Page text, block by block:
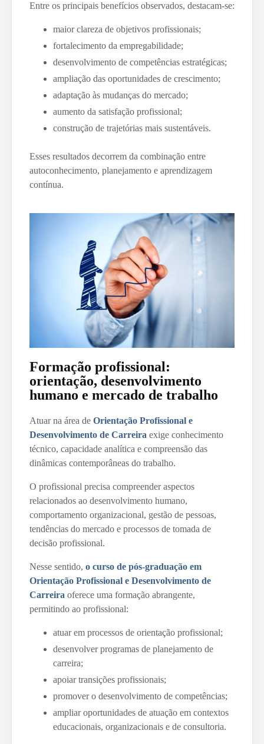
Entre os principais benefícios observados, destacam-se:
maior clareza de objetivos profissionais;
fortalecimento da empregabilidade;
desenvolvimento de competências estratégicas;
ampliação das oportunidades de crescimento;
adaptação às mudanças do mercado;
aumento da satisfação profissional;
construção de trajetórias mais sustentáveis.
Esses resultados decorrem da combinação entre
autoconhecimento, planejamento e aprendizagem
contínua.
Formação profissional:
orientação, desenvolvimento
humano e mercado de trabalho
Atuar na área de Orientação Profissional e
Desenvolvimento de Carreira exige conhecimento
técnico, capacidade analítica e compreensão das
dinâmicas contemporâneas do trabalho.
O profissional precisa compreender aspectos
relacionados ao desenvolvimento humano,
comportamento organizacional, gestão de pessoas,
tendências do mercado e processos de tomada de
decisão profissional.
Nesse sentido, o curso de pós-graduação em
Orientação Profissional e Desenvolvimento de
Carreira oferece uma formação abrangente,
permitindo ao profissional:
atuar em processos de orientação profissional;
desenvolver programas de planejamento de
carreira;
apoiar transições profissionais;
promover o desenvolvimento de competências;
ampliar oportunidades de atuação em contextos
educacionais, organizacionais e de consultoria.